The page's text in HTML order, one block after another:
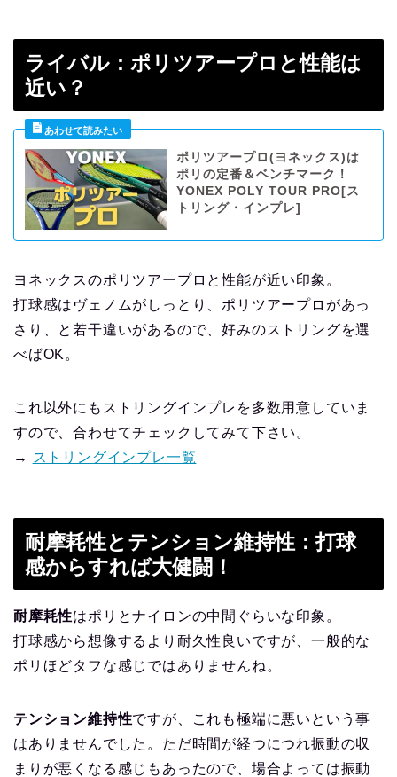
ライバル：ポリツアープロと性能は
近い？
ポリツアープロ(ヨネックス)は
ポリの定番＆ベンチマーク！
YONEX POLY TOUR PRO[ス
トリング・インプレ]
ヨネックスのポリツアープロと性能が近い印象。
打球感はヴェノムがしっとり、ポリツアープロがあっ
さり、と若干違いがあるので、好みのストリングを選
べばOK。
これ以外にもストリングインプレを多数用意していま
すので、合わせてチェックしてみて下さい。
→
ストリングインプレ一覧
耐摩耗性とテンション維持性：打球
感からすれば大健闘！
耐摩耗性はポリとナイロンの中間ぐらいな印象。
打球感から想像するより耐久性良いですが、一般的な
ポリほどタフな感じではありませんね。
テンション維持性ですが、これも極端に悪いという事
はありませんでした。ただ時間が経つにつれ振動の収
まりが悪くなる感じもあったので、場合よっては振動